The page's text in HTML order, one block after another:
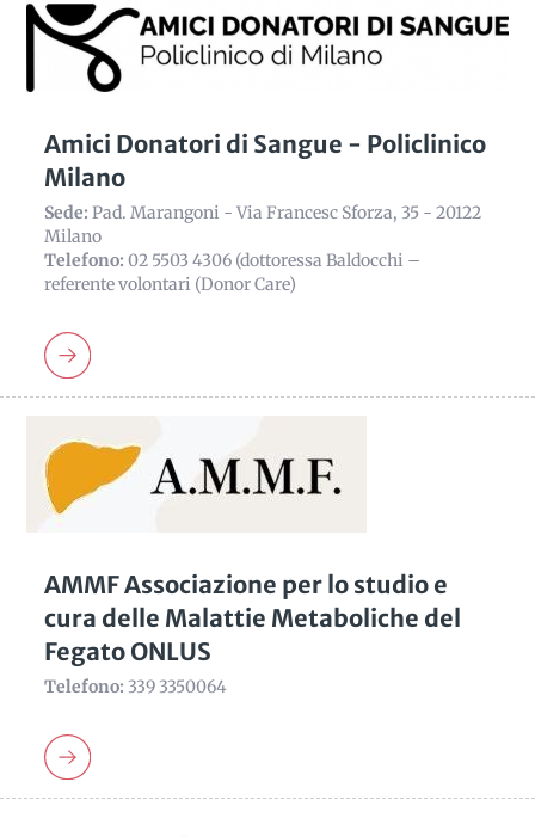
Amici Donatori di Sangue - Policlinico
Milano
Sede: Pad. Marangoni - Via Francesc Sforza, 35 - 20122
Milano
Telefono: 02 5503 4306 (dottoressa Baldocchi –
referente volontari (Donor Care)
AMMF Associazione per lo studio e
cura delle Malattie Metaboliche del
Fegato ONLUS
Telefono: 339 3350064